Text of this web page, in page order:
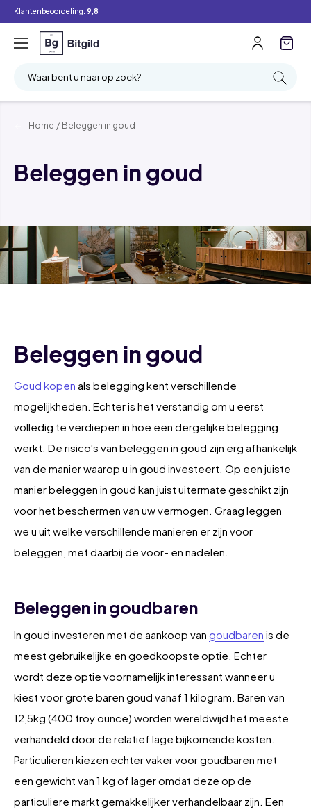
Klantenbeoordeling: 9,8
Waar bent u naar op zoek?
Home / Beleggen in goud
Beleggen in goud
Beleggen in goud
Goud kopen als belegging kent verschillende
mogelijkheden. Echter is het verstandig om u eerst
volledig te verdiepen in hoe een dergelijke belegging
werkt. De risico's van beleggen in goud zijn erg afhankelijk
van de manier waarop u in goud investeert. Op een juiste
manier beleggen in goud kan juist uitermate geschikt zijn
voor het beschermen van uw vermogen. Graag leggen
we u uit welke verschillende manieren er zijn voor
beleggen, met daarbij de voor- en nadelen.
Beleggen in goudbaren
In goud investeren met de aankoop van goudbaren is de
meest gebruikelijke en goedkoopste optie. Echter
wordt deze optie voornamelijk interessant wanneer u
kiest voor grote baren goud vanaf 1 kilogram. Baren van
12,5kg (400 troy ounce) worden wereldwijd het meeste
verhandeld door de relatief lage bijkomende kosten.
Particulieren kiezen echter vaker voor goudbaren met
een gewicht van 1 kg of lager omdat deze op de
particuliere markt gemakkelijker verhandelbaar zijn. Een